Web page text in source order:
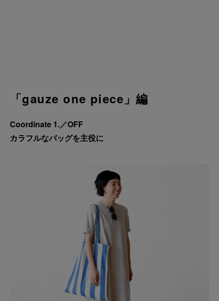
「gauze one piece」編
Coordinate 1.／OFF
カラフルなバッグを主役に